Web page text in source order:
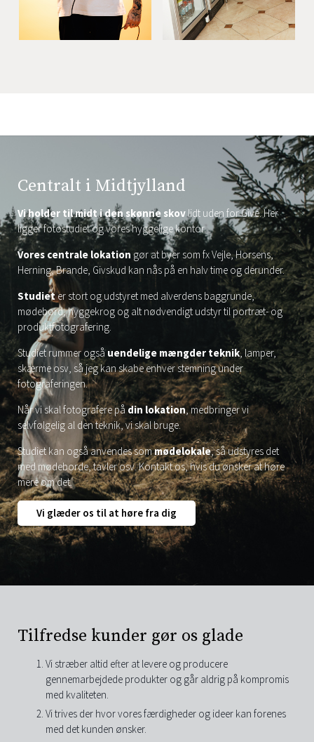
Centralt i Midtjylland
Vi holder til midt i den skønne skovlidt uden for Give. Her
ligger fotostudiet og vores hyggelige kontor.
Vores centrale lokation gør at byer som fx Vejle, Horsens,
Herning, Brande, Givskud kan nås på en halv time og derunder.
Studieter stort og udstyret med alverdens baggrunde,
mødebord, hyggekrog og alt nødvendigt udstyr til portræt- og
produktfotografering.
Studiet rummer ogsåuendelige mængder teknik, lamper,
skærme osv, så jeg kan skabe enhver stemning under
fotograferingen.
Når vi skal fotografere på din lokation, medbringer vi
selvfølgelig al den teknik, vi skal bruge.
Studiet kan også anvendes sommødelokale, så udstyres det
med mødeborde, tavler osv. Kontakt os, hvis du ønsker at høre
mere om det.
Vi glæder os til at høre fra dig
Tilfredse kunder gør os glade
Vi stræber altid efter at levere og producere
gennemarbejdede produkter og går aldrig på kompromis
med kvaliteten.
Vi trives der hvor vores færdigheder og ideer kan forenes
med det kunden ønsker.